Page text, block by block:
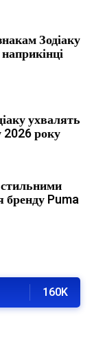
Зодіаку
ухвалять
2026 року
бренду Puma
160K